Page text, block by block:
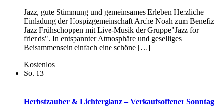
Jazz, gute Stimmung und gemeinsames Erleben Herzliche
Einladung der Hospizgemeinschaft Arche Noah zum Benefiz
Jazz Frühschoppen mit Live-Musik der Gruppe"Jazz for
friends". In entspannter Atmosphäre und geselliges
Beisammensein einfach eine schöne […]
Kostenlos
So. 13
Herbstzauber & Lichterglanz – Verkaufsoffener Sonntag